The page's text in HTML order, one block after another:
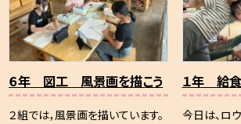
６年 図工 風景画を描こう
２組では，風景画を描いています。
１年 給食
今日は、ロ